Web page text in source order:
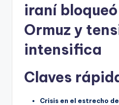
iraní
Ormuz y
intensifica
Claves
Crisis en el estrecho